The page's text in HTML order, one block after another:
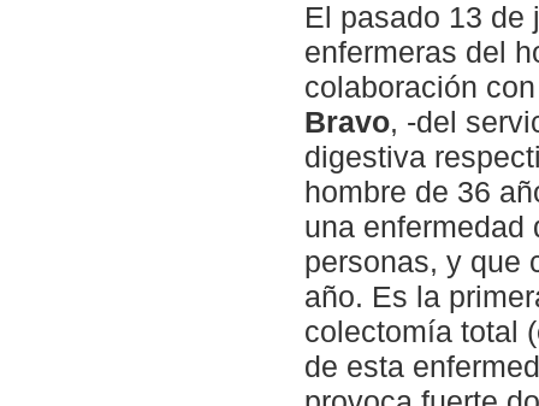
El pasado 13 de
enfermeras del
colaboración
Bravo, -del
digestiva
hombre de 36
una enfermedad
personas, y que
año. Es la
colectomía total
de esta